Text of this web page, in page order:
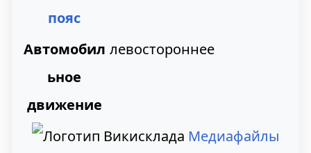
пояс
Автомобил
ьное
движение
левостороннее
Медиафайлы